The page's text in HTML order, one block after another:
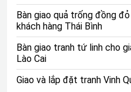
Bàn giao quả trống đồng
khách hàng Thái Bình
Bàn giao tranh tứ linh cho
Lào Cai
Giao và lắp đặt tranh Vinh